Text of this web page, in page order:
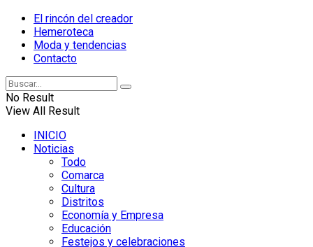
El rincón del creador
Hemeroteca
Moda y tendencias
Contacto
No Result
View All Result
INICIO
Noticias
Todo
Comarca
Cultura
Distritos
Economía y Empresa
Educación
Festejos y celebraciones